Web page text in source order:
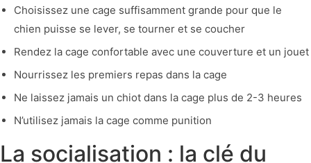
Choisissez une cage suffisamment grande pour que le
chien puisse se lever, se tourner et se coucher
Rendez la cage confortable avec une couverture et un jouet
Nourrissez les premiers repas dans la cage
Ne laissez jamais un chiot dans la cage plus de 2-3 heures
N’utilisez jamais la cage comme punition
La socialisation : la clé du